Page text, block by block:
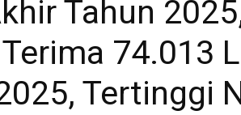
Tahun
74.013
Tertinggi